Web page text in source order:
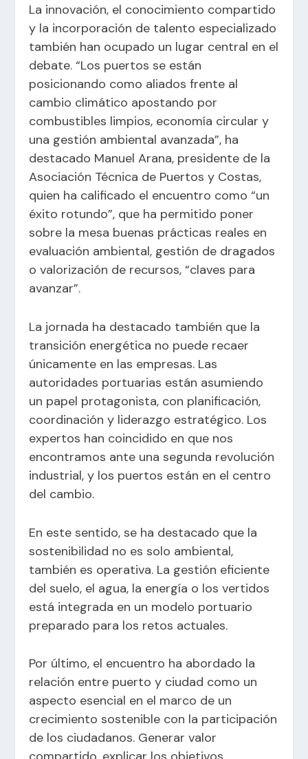
La innovación, el conocimiento compartido
y la incorporación de talento especializado
también han ocupado un lugar central en el
debate. “Los puertos se están
posicionando como aliados frente al
cambio climático apostando por
combustibles limpios, economía circular y
una gestión ambiental avanzada”, ha
destacado Manuel Arana, presidente de la
Asociación Técnica de Puertos y Costas,
quien ha calificado el encuentro como “un
éxito rotundo”, que ha permitido poner
sobre la mesa buenas prácticas reales en
evaluación ambiental, gestión de dragados
o valorización de recursos, “claves para
avanzar”.
La jornada ha destacado también que la
transición energética no puede recaer
únicamente en las empresas. Las
autoridades portuarias están asumiendo
un papel protagonista, con planificación,
coordinación y liderazgo estratégico. Los
expertos han coincidido en que nos
encontramos ante una segunda revolución
industrial, y los puertos están en el centro
del cambio.
En este sentido, se ha destacado que la
sostenibilidad no es solo ambiental,
también es operativa. La gestión eficiente
del suelo, el agua, la energía o los vertidos
está integrada en un modelo portuario
preparado para los retos actuales.
Por último, el encuentro ha abordado la
relación entre puerto y ciudad como un
aspecto esencial en el marco de un
crecimiento sostenible con la participación
de los ciudadanos. Generar valor